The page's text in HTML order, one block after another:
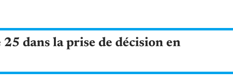
25 dans la prise de décision en